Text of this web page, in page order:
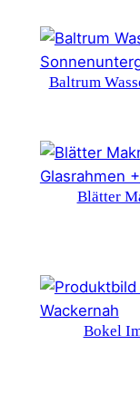
Baltrum
Blätter
Bokel